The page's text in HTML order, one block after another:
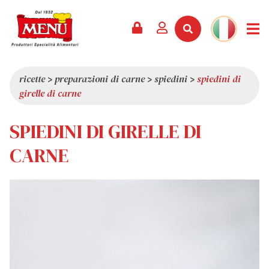
CATALOGO
SERVIZI
ULTIME NOVITÀ
PREMI
RASSEGNA STAMPA
CHI SIAMO
QUALITÀ
VALORI
CURIOSITÀ
SHOWROOM
LAVORA CON NOI
ricette>preparazioni di carne>spiedini >spiedini di
girelle di carne
SPIEDINI DI GIRELLE DI
CARNE